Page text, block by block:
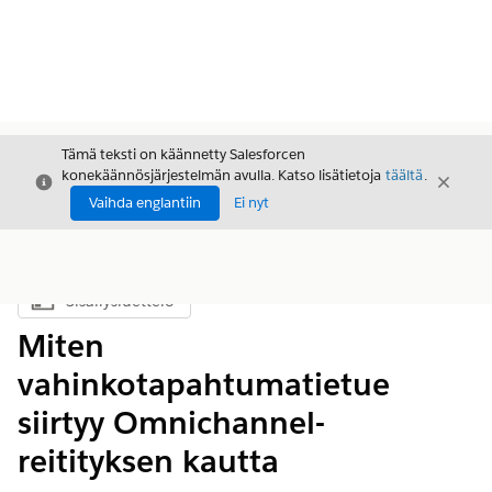
Sulje
Tämä teksti on käännetty Salesforcen
konekäännösjärjestelmän avulla. Katso lisätietoja täältä.
Vaihda englantiin
Ei nyt
Sulje
Näytä sisällysluettelo
Sisällysluettelo
Miten
vahinkotapahtumatietue
siirtyy Omnichannel-
reitityksen kautta